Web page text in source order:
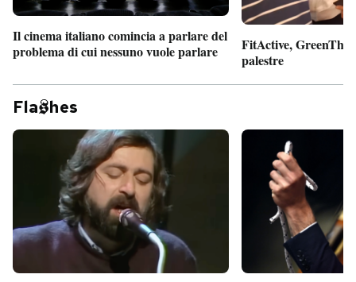
Il cinema italiano comincia a parlare del
problema di cui nessuno vuole parlare
FitActive,
palestre
Fla hes